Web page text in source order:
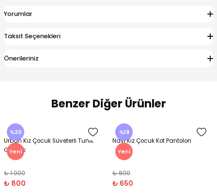
Yorumlar
Taksit Seçenekleri
Önerileriniz
Benzer Diğer Ürünler
%20
Yeni
Urban Kız Çocuk Süveterli Tunik
Gömlek
₺ 1.000
₺ 800
%19
Yeni
Navi Kız Çocuk Kot Pantolon
₺ 800
₺ 650